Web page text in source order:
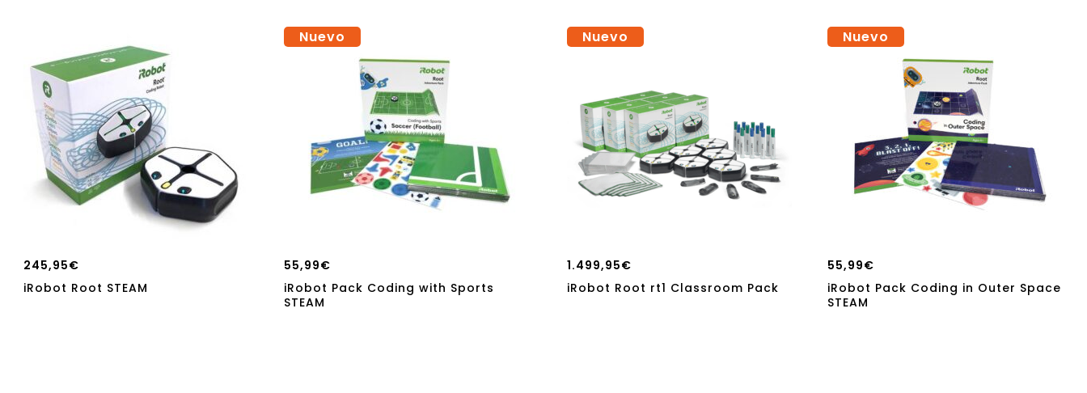
245,95€
iRobot Root STEAM
Nuevo
55,99€
iRobot Pack Coding with Sports
STEAM
Nuevo
1.499,95€
iRobot Root rt1 Classroom Pack
Nuevo
55,99€
iRobot Pack Coding in Outer Space
STEAM